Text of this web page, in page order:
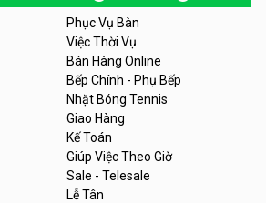
Phục Vụ Bàn
Việc Thời Vụ
Bán Hàng Online
Bếp Chính - Phụ Bếp
Nhặt Bóng Tennis
Giao Hàng
Kế Toán
Giúp Việc Theo Giờ
Sale - Telesale
Lễ Tân